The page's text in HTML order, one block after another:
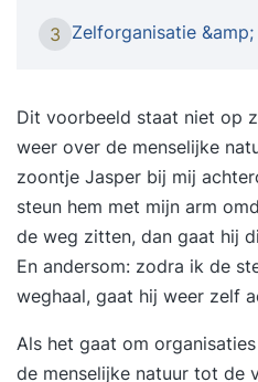
zelfsturing écht laat
training is relevant
zelforganiserende-,
zelfverantwoordelijke-, of
de Zelforganisatie &
de omgeving snel
organisaties nieuwe
makkelijker tot goede
Daarnaast zijn
3 Zelforganisatie
Dit voorbeeld staat niet op
weer over de menselijke
zoontje Jasper bij mij
steun hem met mijn arm
de weg zitten, dan gaat hij
En andersom: zodra ik de
weghaal, gaat hij weer zelf
Als het gaat om
de menselijke natuur tot de